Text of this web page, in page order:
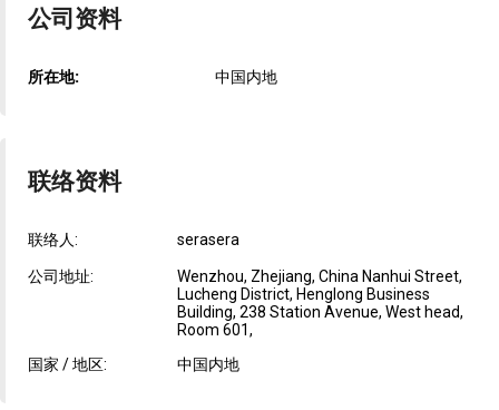
公司资料
所在地: 中国内地
联络资料
联络人: serasera
公司地址:
Wenzhou, Zhejiang, China Nanhui Street,
Lucheng District, Henglong Business
Building, 238 Station Avenue, West head,
Room 601,
国家 / 地区:
中国内地